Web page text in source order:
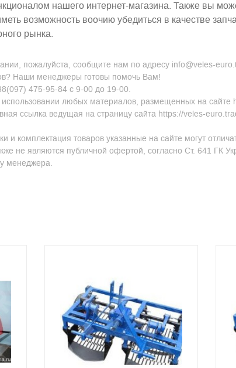
нашего интернет-магазина. Также вы
возможность воочию убедиться в качестве
рынка.
пожалуйста, сообщите нам по адресу info@veles-
Наши менеджеры готовы помочь Вам!
475-95-84 с 9-00 до 19-00.
любых материалов, размещенных на сайте
ссылка ведущая на страницу сайта https://veles-
и комплектация товаров указанные на сайте могут
не являются публичной офертой, согласно Ст. 641 ГК
менеджера.